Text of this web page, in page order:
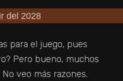
para el juego, pues
Pero bueno, muchos
veo más razones.